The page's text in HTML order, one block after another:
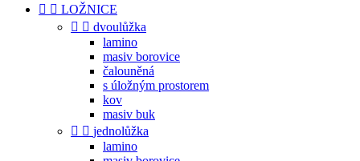
  LOŽNICE
  dvoulůžka
lamino
masiv borovice
čalouněná
s úložným prostorem
kov
masiv buk
  jednolůžka
lamino